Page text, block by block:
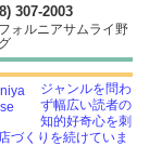
307-2003
ォルニアサムライ野
ジャンルを問わ
ず幅広い読者の
知的好奇心を刺
づくりを続けていま